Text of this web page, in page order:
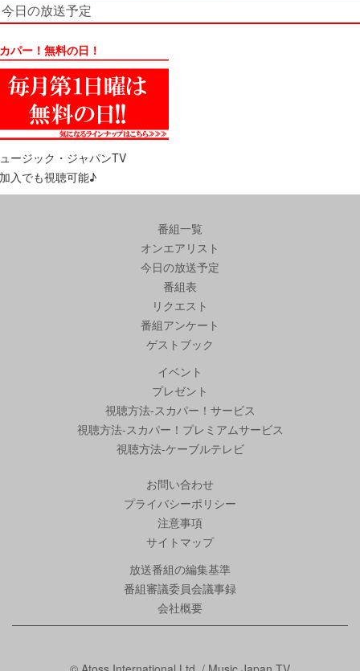
今日の放送予定
パー！無料の日！
ージック・ジャパンTV
入でも視聴可能♪
番組一覧
オンエアリスト
今日の放送予定
番組表
リクエスト
番組アンケート
ゲストブック
イベント
プレゼント
視聴方法-スカパー！サービス
視聴方法-スカパー！プレミアムサービス
視聴方法-ケーブルテレビ
お問い合わせ
プライバシーポリシー
注意事項
サイトマップ
放送番組の編集基準
番組審議委員会議事録
会社概要